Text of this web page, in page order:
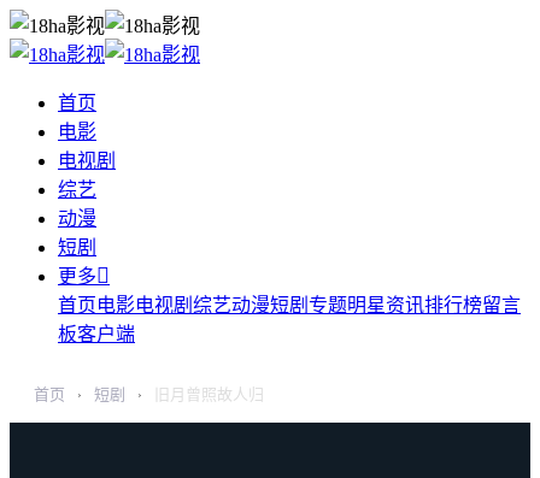
首页
电影
电视剧
综艺
动漫
短剧
更多
首页电影电视剧 综艺动漫短剧 专题明星资讯排行榜留言
板客户端
首页 › 短剧 › 旧月曾照故人归